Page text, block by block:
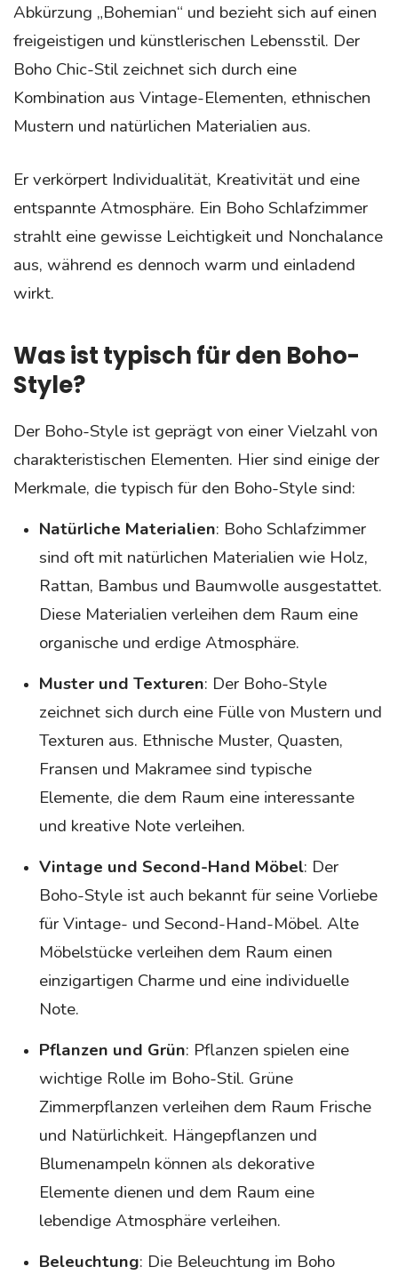
Abkürzung „Bohemian“ und bezieht sich auf einen
freigeistigen und künstlerischen Lebensstil. Der
Boho Chic-Stil zeichnet sich durch eine
Kombination aus Vintage-Elementen, ethnischen
Mustern und natürlichen Materialien aus.
Er verkörpert Individualität, Kreativität und eine
entspannte Atmosphäre. Ein Boho Schlafzimmer
strahlt eine gewisse Leichtigkeit und Nonchalance
aus, während es dennoch warm und einladend
wirkt.
Was ist typisch für den Boho-
Style?
Der Boho-Style ist geprägt von einer Vielzahl von
charakteristischen Elementen. Hier sind einige der
Merkmale, die typisch für den Boho-Style sind:
Natürliche Materialien: Boho Schlafzimmer
sind oft mit natürlichen Materialien wie Holz,
Rattan, Bambus und Baumwolle ausgestattet.
Diese Materialien verleihen dem Raum eine
organische und erdige Atmosphäre.
Muster und Texturen: Der Boho-Style
zeichnet sich durch eine Fülle von Mustern und
Texturen aus. Ethnische Muster, Quasten,
Fransen und Makramee sind typische
Elemente, die dem Raum eine interessante
und kreative Note verleihen.
Vintage und Second-Hand Möbel: Der
Boho-Style ist auch bekannt für seine Vorliebe
für Vintage- und Second-Hand-Möbel. Alte
Möbelstücke verleihen dem Raum einen
einzigartigen Charme und eine individuelle
Note.
Pflanzen und Grün: Pflanzen spielen eine
wichtige Rolle im Boho-Stil. Grüne
Zimmerpflanzen verleihen dem Raum Frische
und Natürlichkeit. Hängepflanzen und
Blumenampeln können als dekorative
Elemente dienen und dem Raum eine
lebendige Atmosphäre verleihen.
Beleuchtung: Die Beleuchtung im Boho